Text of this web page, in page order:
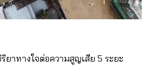
าทางใจต่อความสูญเสีย 5 ระยะ